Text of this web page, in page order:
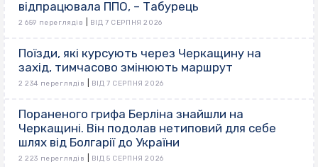
відпрацювала ППО, – Табурець
2 659 переглядів ВІД 7 СЕРПНЯ 2026
Поїзди, які курсують через Черкащину на
захід, тимчасово змінюють маршрут
2 234 переглядів ВІД 7 СЕРПНЯ 2026
Пораненого грифа Берліна знайшли на
Черкащині. Він подолав нетиповий для себе
шлях від Болгарії до України
2 223 переглядів ВІД 5 СЕРПНЯ 2026